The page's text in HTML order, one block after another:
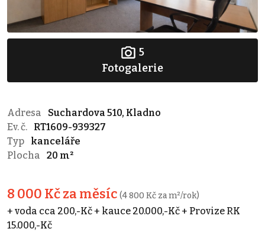
5
Fotogalerie
Adresa
Suchardova 510, Kladno
Ev. č.
RT1609-939327
Typ
kanceláře
Plocha
20 m²
8 000 Kč za měsíc (4 800 Kč za m²/rok)
+ voda cca 200,-Kč + kauce 20.000,-Kč + Provize RK
15.000,-Kč